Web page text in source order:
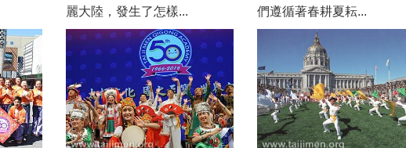
麗大陸，發生了怎樣...
們遵循著春耕夏耘...